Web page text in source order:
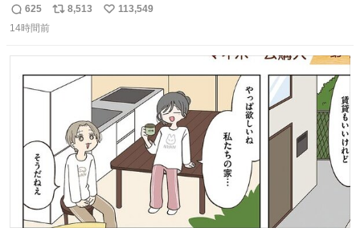
#西川貴教
返
信
625
リ
数
8,513
い
113,549
14時間前